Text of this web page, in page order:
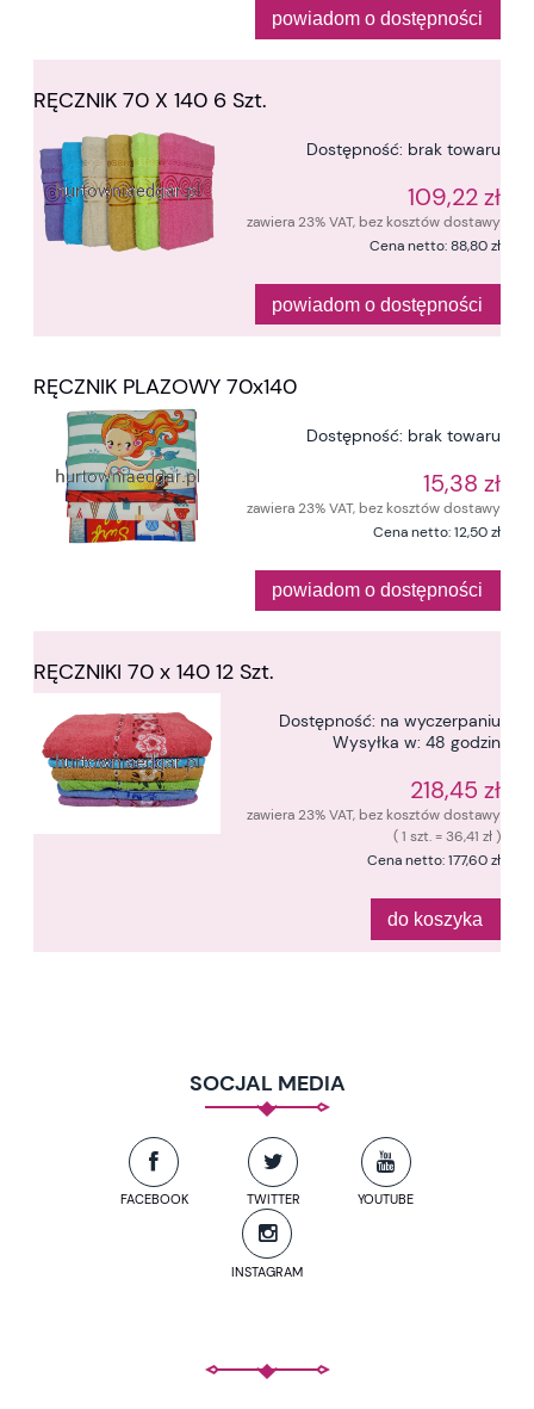
powiadom o dostępności
RĘCZNIK 70 X 140 6 Szt.
Dostępność: brak towaru
109,22 zł
zawiera 23% VAT, bez kosztów dostawy
Cena netto:88,80 zł
powiadom o dostępności
RĘCZNIK PLAZOWY 70x140
Dostępność: brak towaru
15,38 zł
zawiera 23% VAT, bez kosztów dostawy
Cena netto:12,50 zł
powiadom o dostępności
RĘCZNIKI 70 x 140 12 Szt.
Dostępność: na wyczerpaniu
Wysyłka w: 48 godzin
218,45 zł
zawiera 23% VAT, bez kosztów dostawy
( 1 szt. = 36,41 zł )
Cena netto:177,60 zł
do koszyka
SOCJAL MEDIA
FACEBOOK TWITTER YOUTUBE
INSTAGRAM